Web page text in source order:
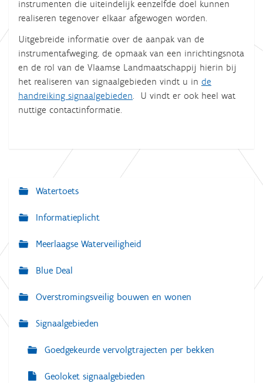
instrumenten die uiteindelijk eenzelfde doel kunnen
realiseren tegenover elkaar afgewogen worden.
Uitgebreide informatie over de aanpak van de
instrumentafweging, de opmaak van een inrichtingsnota
en de rol van de Vlaamse Landmaatschappij hierin bij
het realiseren van signaalgebieden vindt u in de
handreiking signaalgebieden . U vindt er ook heel wat
nuttige contactinformatie.
N
a
i
g
t
Watertoets
Informatieplicht
Meerlaagse Waterveiligheid
Blue Deal
Overstromingsveilig bouwen en wonen
Signaalgebieden
Goedgekeurde vervolgtrajecten per bekken
Geoloket signaalgebieden